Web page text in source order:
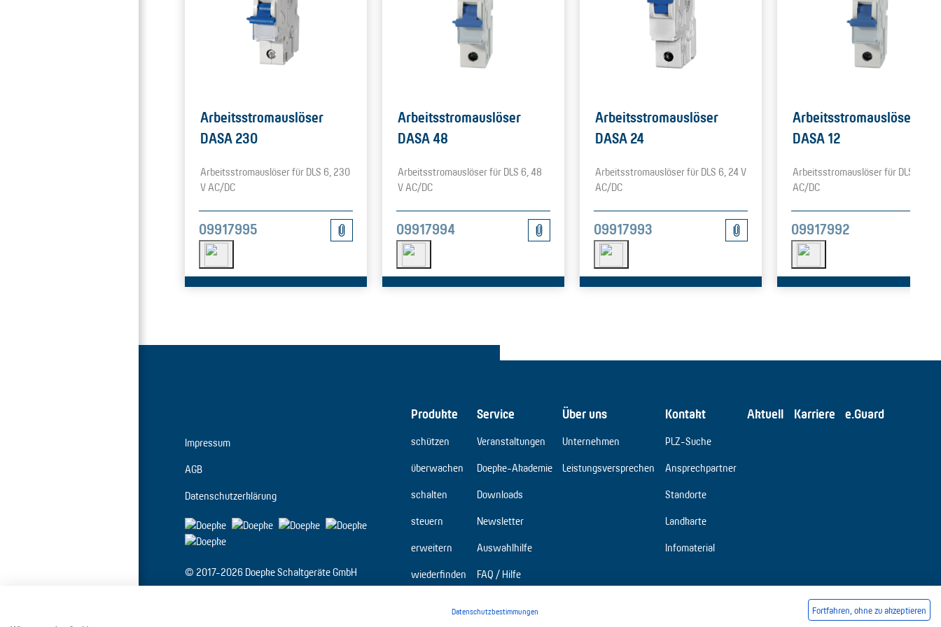
Arbeitsstromauslöser
DASA 230
Arbeitsstromauslöser für DLS 6, 230
V AC/DC
09917995
Arbeitsstromauslöser
DASA 48
Arbeitsstromauslöser für DLS 6, 48
V AC/DC
09917994
Arbeitsstromauslöser
DASA 24
Arbeitsstromauslöser für DLS 6, 24 V
AC/DC
09917993
Arbeitsstromauslöser
DASA 12
Arbeitsstromauslöser für DLS 6, 12
AC/DC
09917992
Impressum
AGB
Datenschutzerklärung
© 2017-2026 Doepke Schaltgeräte GmbH
Produkte
schützen
überwachen
schalten
steuern
erweitern
wiederfinden
Service
Veranstaltungen
Doepke-Akademie
Downloads
Newsletter
Auswahlhilfe
FAQ / Hilfe
Über uns
Unternehmen
Leistungsversprechen
Kontakt
PLZ-Suche
Ansprechpartner
Standorte
Landkarte
Infomaterial
Aktuell Karriere e.Guard
Fortfahren, ohne zu akzeptieren
Datenschutzbestimmungen